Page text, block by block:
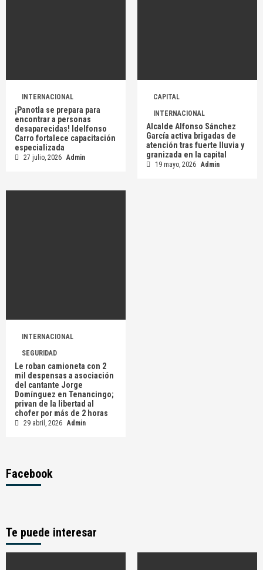
INTERNACIONAL
¡Panotla se prepara para
encontrar a personas
desaparecidas! Idelfonso
Carro fortalece capacitación
especializada
27 julio, 2026 Admin
CAPITAL
INTERNACIONAL
Alcalde Alfonso Sánchez
García activa brigadas de
atención tras fuerte lluvia y
granizada en la capital
19 mayo, 2026 Admin
INTERNACIONAL
SEGURIDAD
Le roban camioneta con 2
mil despensas a asociación
del cantante Jorge
Domínguez en Tenancingo;
privan de la libertad al
chofer por más de 2 horas
29 abril, 2026 Admin
Facebook
Te puede interesar